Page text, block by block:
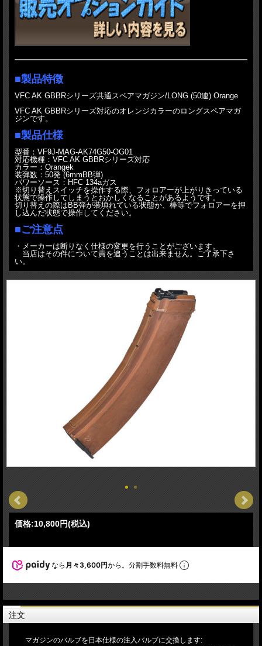
■製品特徴
VFC AK GBBRシリーズ共通スペアマガジン/LONG (50連) Orange
VFC AK GBBRシリーズ対応のオレンジカラーのロングスペアマガ
ジンです。
■製品仕様
型番：VF9J-MAG-AK74G50-OG01
対応機種：VFC AK GBBRシリーズ対応
カラー：Orangek
装弾数：50発 (6mmBB弾)
パワーソース：HFC 134aガス
※切り替えスイッチを操作する際、フォロアーが上がりきっている
状態で操作してしまうとおかしくなることがあるようです。
切り替えの際はBB弾が装填れている状態か、棒等でフォロアーを押
し込んだ状態で操作してください。
■ご注意点
・メーカーは断りなく仕様の変更を行うことがございます。
当店はその件について責を追うことは出来ません。ご了承下さ
い。
価格:10,800円(税込)
なら 月々3,600円から。分割手数料無料
注文
マガジンのバルブを日本仕様の注入バルブに交換します: